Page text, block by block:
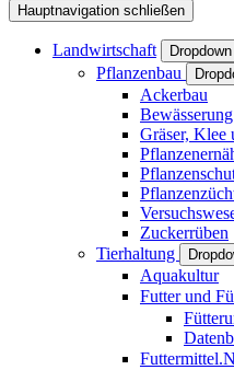
Hauptnavigation schließen
Landwirtschaft
Pflanzenbau
Ackerbau
Bewässerung
Gräser, Klee
Zuckerrüben
Tierhaltung
Aquakultur
Futter und